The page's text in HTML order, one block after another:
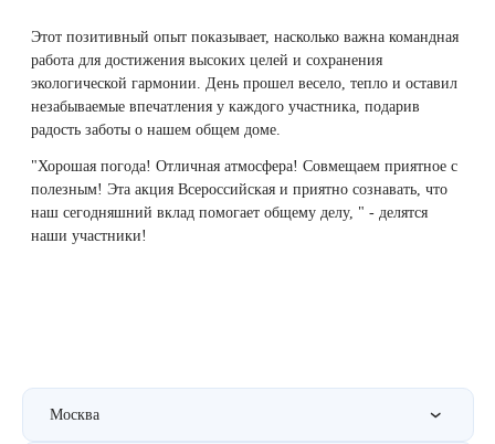
Этот позитивный опыт показывает, насколько важна командная
работа для достижения высоких целей и сохранения
экологической гармонии. День прошел весело, тепло и оставил
незабываемые впечатления у каждого участника, подарив
радость заботы о нашем общем доме.
"Хорошая погода! Отличная атмосфера! Совмещаем приятное с
полезным! Эта акция Всероссийская и приятно сознавать, что
наш сегодняшний вклад помогает общему делу, " - делятся
наши участники!
Москва
Удаление рубцов
Удаление новообразований
Омоложение QOOLGLOW
Остановить выпадение волос
Восстановление здоровья волос
Купить сертификат